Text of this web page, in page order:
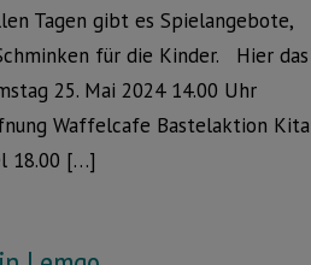
Tagen gibt es Spielangebote,
für die Kinder. Hier das
25. Mai 2024 14.00 Uhr
Waffelcafe Bastelaktion Kita
18.00 […]